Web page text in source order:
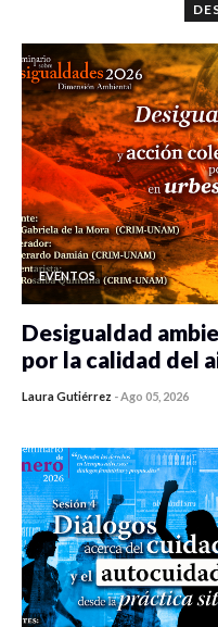
EVENTOS
Desigualdad
por la calidad del
Laura Gutiérrez -Ago 05, 2026